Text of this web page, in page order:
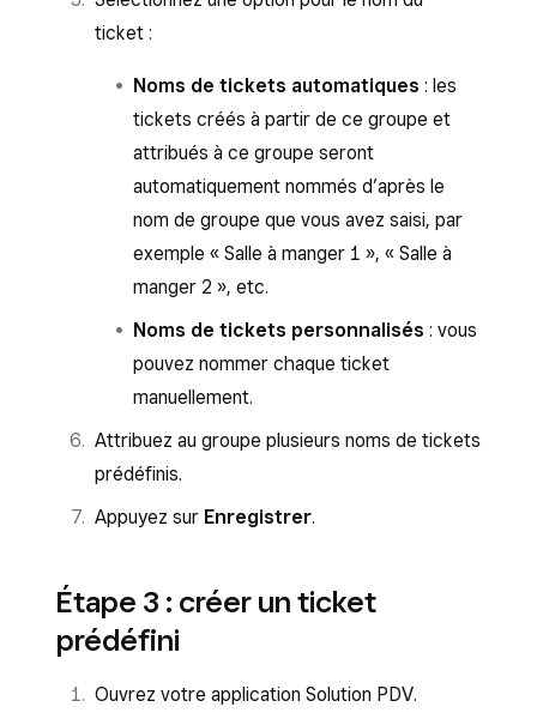
ticket :
Noms de tickets automatiques : les
tickets créés à partir de ce groupe et
attribués à ce groupe seront
automatiquement nommés d’après le
nom de groupe que vous avez saisi, par
exemple « Salle à manger 1 », « Salle à
manger 2 », etc.
Noms de tickets personnalisés : vous
pouvez nommer chaque ticket
manuellement.
Attribuez au groupe plusieurs noms de tickets
prédéfinis.
Appuyez sur Enregistrer.
Étape 3 : créer un ticket
prédéfini
Ouvrez votre application Solution PDV.